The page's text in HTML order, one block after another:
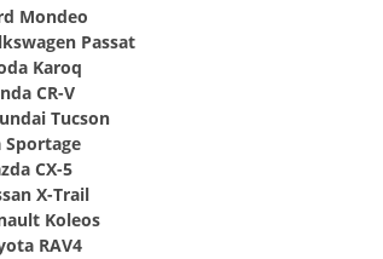
Mondeo
Passat
Karoq
CR-V
Tucson
Sportage
CX-5
X-Trail
Koleos
RAV4